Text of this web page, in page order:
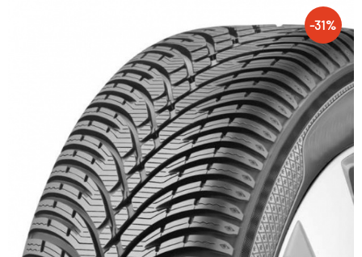
-31%